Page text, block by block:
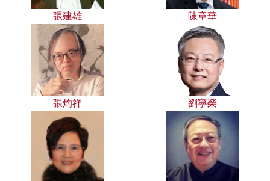
張建雄 陳章華
張灼祥 劉寧榮